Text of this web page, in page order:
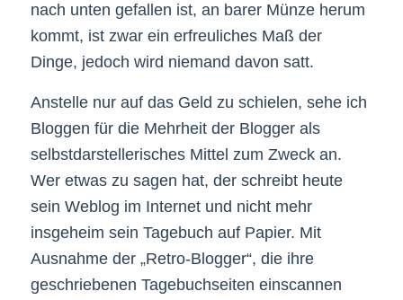
nach unten gefallen ist, an barer Münze herum
kommt, ist zwar ein erfreuliches Maß der
Dinge, jedoch wird niemand davon satt.
Anstelle nur auf das Geld zu schielen, sehe ich
Bloggen für die Mehrheit der Blogger als
selbstdarstellerisches Mittel zum Zweck an.
Wer etwas zu sagen hat, der schreibt heute
sein Weblog im Internet und nicht mehr
insgeheim sein Tagebuch auf Papier. Mit
Ausnahme der „Retro-Blogger“, die ihre
geschriebenen Tagebuchseiten einscannen